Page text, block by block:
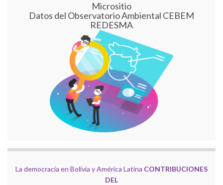
Micrositio
Datos del Observatorio Ambiental CEBEM
REDESMA
La democracia en Bolivia y América Latina CONTRIBUCIONES
DEL